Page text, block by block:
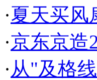
·夏天买风
·京东京造
·从"及格